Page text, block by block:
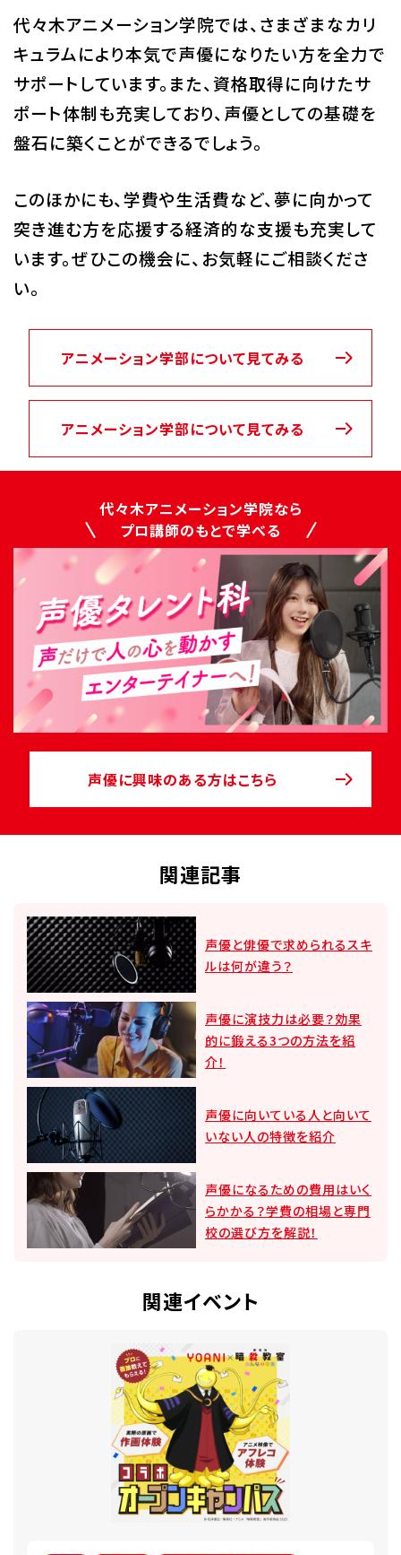
代々木アニメーション学院では、さまざまなカリ
キュラムにより本気で声優になりたい方を全力で
サポートしています。また、資格取得に向けたサ
ポート体制も充実しており、声優としての基礎を
盤石に築くことができるでしょう。
このほかにも、学費や生活費など、夢に向かって
突き進む方を応援する経済的な支援も充実して
います。ぜひこの機会に、お気軽にご相談くださ
い。
アニメーション学部について見てみる
アニメーション学部について見てみる
代々木アニメーション学院なら
プロ講師のもとで学べる
声優に興味のある方はこちら
関連記事
声優と俳優で求められるスキ
ルは何が違う？
声優に演技力は必要？効果
的に鍛える3つの方法を紹
介！
声優に向いている人と向いて
いない人の特徴を紹介
声優になるための費用はいく
らかかる？学費の相場と専門
校の選び方を解説！
関連イベント